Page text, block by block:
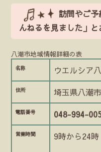
訪問やご
んねるを見ました」
八潮市地域情報詳細の表
名称 ウエルシア
住所 埼玉県八潮
電話番号 048-994-
営業時間
9時から24時